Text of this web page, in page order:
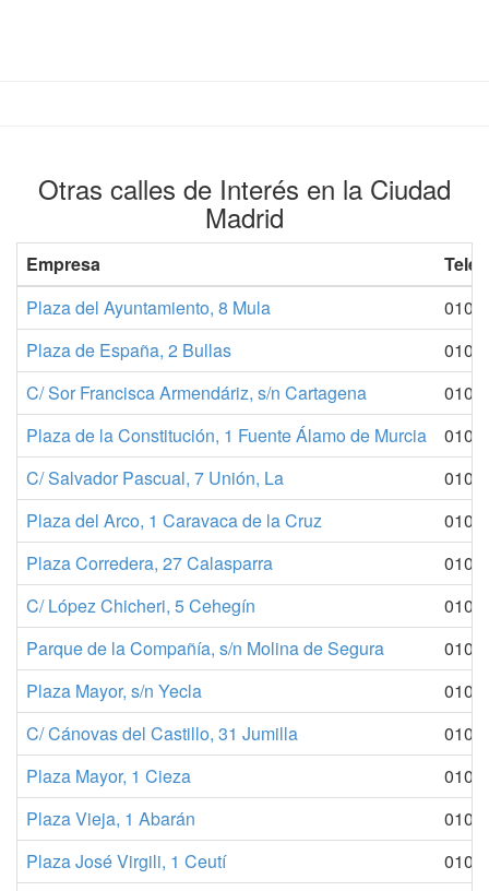
Otras calles de Interés en la Ciudad
Madrid
Empresa
Plaza del Ayuntamiento, 8 Mula
010
Plaza de España, 2 Bullas
010
C/ Sor Francisca Armendáriz, s/n Cartagena
010
Plaza de la Constitución, 1 Fuente Álamo de Murcia
010
C/ Salvador Pascual, 7 Unión, La
010
Plaza del Arco, 1 Caravaca de la Cruz
010
Plaza Corredera, 27 Calasparra
010
C/ López Chicheri, 5 Cehegín
010
Parque de la Compañía, s/n Molina de Segura
010
Plaza Mayor, s/n Yecla
010
C/ Cánovas del Castillo, 31 Jumilla
010
Plaza Mayor, 1 Cieza
010
Plaza Vieja, 1 Abarán
010
Plaza José Virgili, 1 Ceutí
010